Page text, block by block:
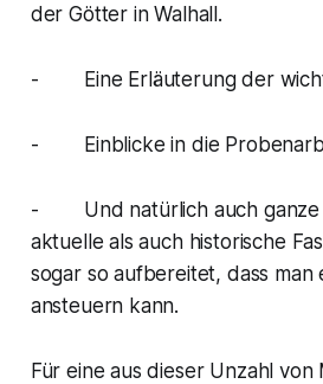
der Götter in Walhall.
- Eine Erläuterung der
- Einblicke in die
- Und natürlich auch ganze
aktuelle als auch historische
sogar so aufbereitet, dass man
ansteuern kann.
Für eine aus dieser Unzahl